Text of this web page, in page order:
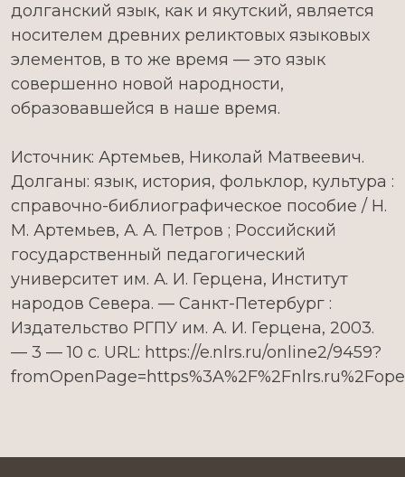
долганский язык, как и якутский, является
носителем древних реликтовых языковых
элементов, в то же время — это язык
совершенно новой народности,
образовавшейся в наше время.
Источник: Артемьев, Николай Матвеевич.
Долганы: язык, история, фольклор, культура :
справочно-библиографическое пособие / Н.
М. Артемьев, А. А. Петров ; Российский
государственный педагогический
университет им. А. И. Герцена, Институт
народов Севера. — Санкт-Петербург :
Издательство РГПУ им. А. И. Герцена, 2003.
— 3 — 10 с. URL: https://e.nlrs.ru/online2/9459?